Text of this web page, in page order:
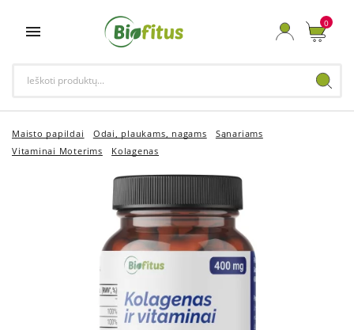
 0
Maisto papildai Odai, plaukams, nagams
Sąnariams
Vitaminai Moterims
Kolagenas